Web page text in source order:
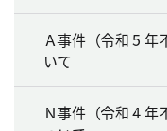
Ａ事件（令和５年
いて
Ｎ事件（令和４年